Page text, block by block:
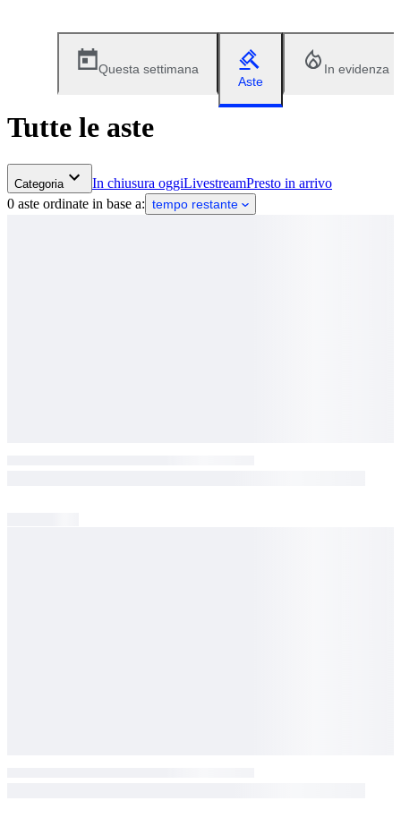
Questa settimana
Aste
In evidenza
Tutte le aste
Categoria In chiusura oggiLivestreamPresto in arrivo
0 aste ordinate in base a: tempo restante